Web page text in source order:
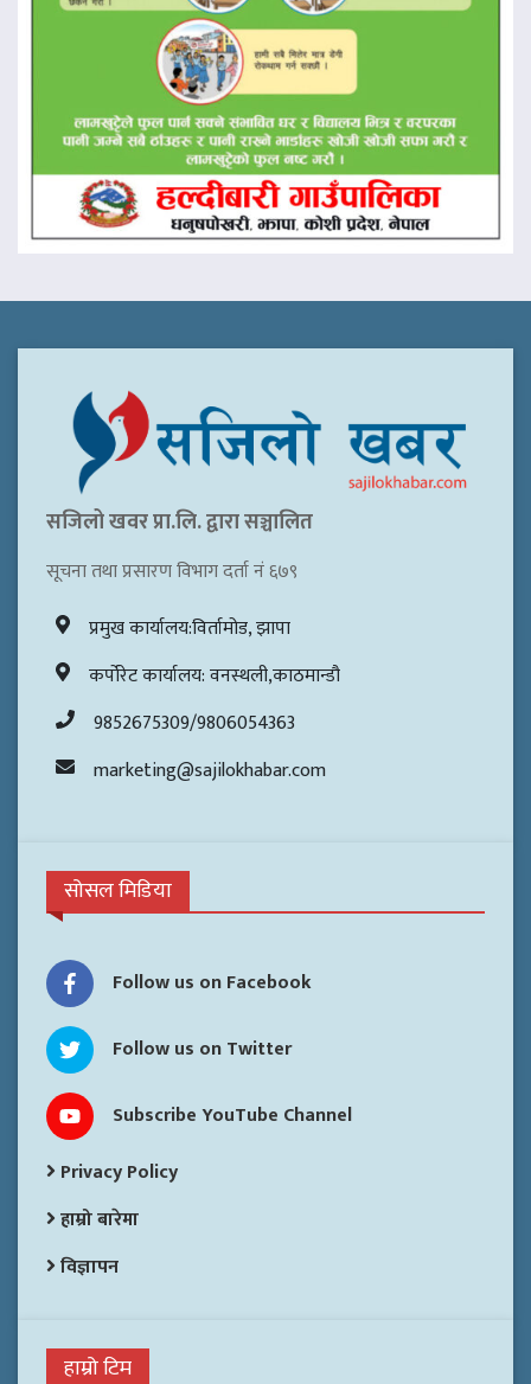
सजिलो खवर प्रा.लि. द्वारा सञ्चालित
सूचना तथा प्रसारण विभाग दर्ता नं ६७९
प्रमुख कार्यालय:विर्तामोड, झापा
कर्पोरेट कार्यालय: वनस्थली,काठमान्डौ
9852675309/9806054363
marketing@sajilokhabar.com
सोसल मिडिया
Follow us on Facebook
Follow us on Twitter
Subscribe YouTube Channel
Privacy Policy
हाम्रो बारेमा
विज्ञापन
हाम्रो टिम